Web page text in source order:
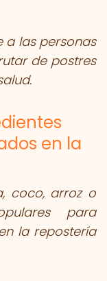
a las personas
de postres
en la
coco, arroz o
para
la repostería